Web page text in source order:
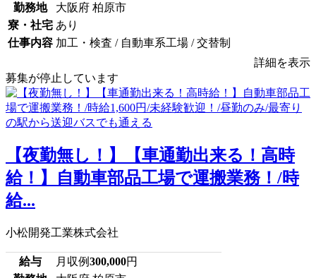
勤務地
大阪府 柏原市
寮・社宅 あり
仕事内容 加工・検査 / 自動車系工場 / 交替制
詳細を表示
募集が停止しています
【夜勤無し！】【車通勤出来る！高時
給！】自動車部品工場で運搬業務！/時
給...
小松開発工業株式会社
給与 月収例300,000円